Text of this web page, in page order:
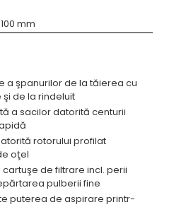
mm
a şpanurilor de la tăierea cu
de la rindeluit
a sacilor datorită centurii
rotorului profilat
oţel
de filtrare incl. perii
pulberii fine
puterea de aspirare printr-